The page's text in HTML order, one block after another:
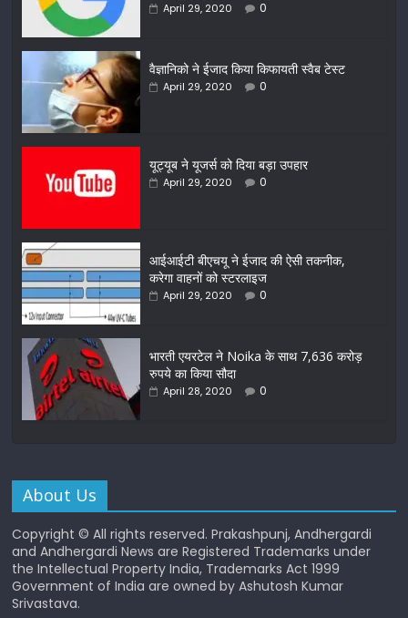
April 29, 2020 0
वैज्ञानिको ने ईजाद किया किफायती स्वैब टेस्ट
April 29, 2020 0
यूट्यूब ने यूजर्स को दिया बड़ा उपहार
April 29, 2020 0
आईआईटी बीएचयू ने ईजाद की ऐसी तकनीक,
करेगा वाहनों को स्टरलाइज
April 29, 2020 0
भारती एयरटेल ने Noika के साथ 7,636 करोड़
रुपये का किया सौदा
April 28, 2020 0
About Us
Copyright © All rights reserved. Prakashpunj, Andhergardi
and Andhergardi News are Registered Trademarks under
the Intellectual Property India, Trademarks Act 1999
Government of India are owned by Ashutosh Kumar
Srivastava.